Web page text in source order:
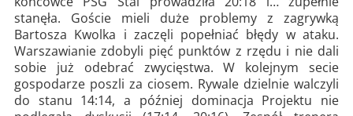
stanęła. Goście mieli duże problemy z zagrywką
Bartosza Kwolka i zaczęli popełniać błędy w ataku.
Warszawianie zdobyli pięć punktów z rzędu i nie dali
sobie już odebrać zwycięstwa. W kolejnym secie
gospodarze poszli za ciosem. Rywale dzielnie walczyli
do stanu 14:14, a później dominacja Projektu nie